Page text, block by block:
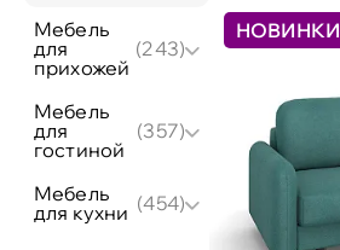
мебель
для
прихожей
(243)
мебель
для
гостиной
(357)
мебель
для кухни (454)
НОВИНКИ